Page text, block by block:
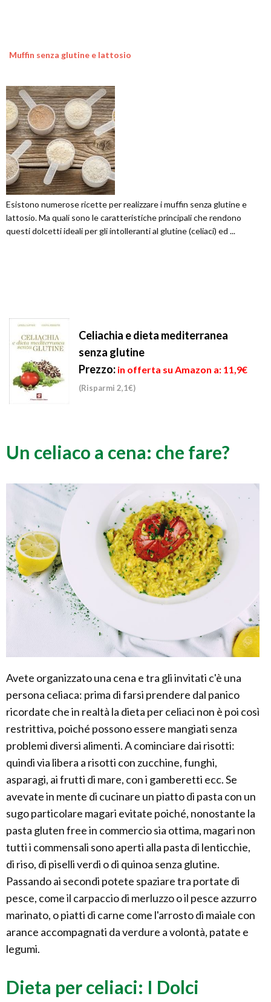
Muffin senza glutine e lattosio
Esistono numerose ricette per realizzare i muffin senza glutine e
lattosio. Ma quali sono le caratteristiche principali che rendono
questi dolcetti ideali per gli intolleranti al glutine (celiaci) ed ...
Celiachia e dieta mediterranea
senza glutine
Prezzo: in offerta su Amazon a: 11,9€
(Risparmi 2,1€)
Un celiaco a cena: che fare?
Avete organizzato una cena e tra gli invitati c'è una
persona celiaca: prima di farsi prendere dal panico
ricordate che in realtà la dieta per celiaci non è poi così
restrittiva, poiché possono essere mangiati senza
problemi diversi alimenti. A cominciare dai risotti:
quindi via libera a risotti con zucchine, funghi,
asparagi, ai frutti di mare, con i gamberetti ecc. Se
avevate in mente di cucinare un piatto di pasta con un
sugo particolare magari evitate poiché, nonostante la
pasta gluten free in commercio sia ottima, magari non
tutti i commensali sono aperti alla pasta di lenticchie,
di riso, di piselli verdi o di quinoa senza glutine.
Passando ai secondi potete spaziare tra portate di
pesce, come il carpaccio di merluzzo o il pesce azzurro
marinato, o piatti di carne come l'arrosto di maiale con
arance accompagnati da verdure a volontà, patate e
legumi.
Dieta per celiaci: I Dolci